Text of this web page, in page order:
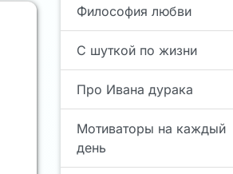
Философия любви
С шуткой по жизни
Про Ивана дурака
Мотиваторы на каждый
день